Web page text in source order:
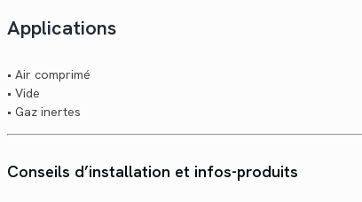
Applications
• Air comprimé
• Vide
• Gaz inertes
Conseils d’installation et infos-produits